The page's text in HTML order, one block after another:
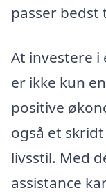
passer bedst
At investere
er ikke kun
positive
også et
livsstil. Med
assistance